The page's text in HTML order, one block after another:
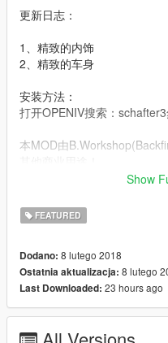
更新日志：
1、精致的内饰
2、精致的车身
安装方法：
打开OPENIV搜索：
本MOD由
Backfire Workshop工作室QQ
我们的官方网站：
http://
欢迎您的下载与浏览
Show
FEATURED
Dodano: 8 lutego 2018
Ostatnia aktualizacja: 8 lutego
Last Downloaded: 23 hours ago